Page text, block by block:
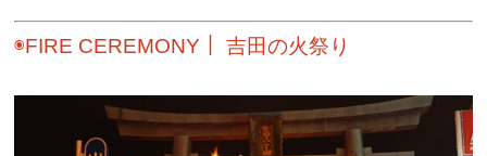
◉FIRE CEREMONY｜ 吉田の火祭り